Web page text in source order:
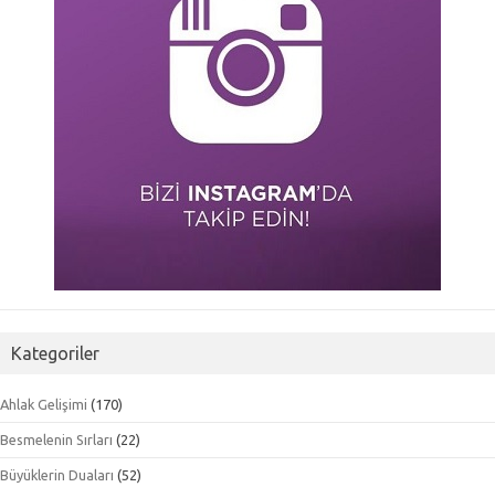
Kategoriler
Ahlak Gelişimi (170)
Besmelenin Sırları (22)
Büyüklerin Duaları (52)